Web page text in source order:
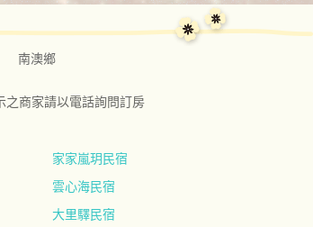
南澳鄉
商家請以電話詢問訂房
家家嵐玥民宿
雲心海民宿
大里驛民宿